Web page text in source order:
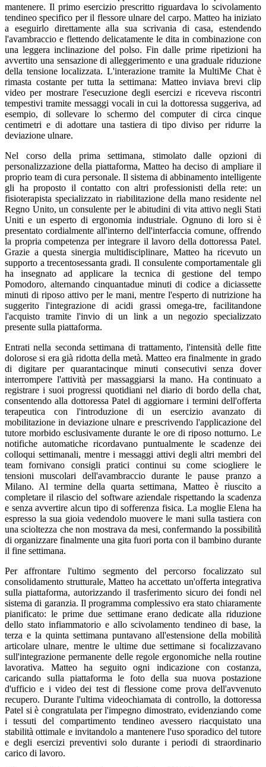
mantenere. Il primo esercizio prescritto riguardava lo scivolamento
tendineo specifico per il flessore ulnare del carpo. Matteo ha iniziato
a eseguirlo direttamente alla sua scrivania di casa, estendendo
l'avambraccio e flettendo delicatamente le dita in combinazione con
una leggera inclinazione del polso. Fin dalle prime ripetizioni ha
avvertito una sensazione di alleggerimento e una graduale riduzione
della tensione localizzata. L'interazione tramite la MultiMe Chat è
rimasta costante per tutta la settimana: Matteo inviava brevi clip
video per mostrare l'esecuzione degli esercizi e riceveva riscontri
tempestivi tramite messaggi vocali in cui la dottoressa suggeriva, ad
esempio, di sollevare lo schermo del computer di circa cinque
centimetri e di adottare una tastiera di tipo diviso per ridurre la
deviazione ulnare.
Nel corso della prima settimana, stimolato dalle opzioni di
personalizzazione della piattaforma, Matteo ha deciso di ampliare il
proprio team di cura personale. Il sistema di abbinamento intelligente
gli ha proposto il contatto con altri professionisti della rete: un
fisioterapista specializzato in riabilitazione della mano residente nel
Regno Unito, un consulente per le abitudini di vita attivo negli Stati
Uniti e un esperto di ergonomia industriale. Ognuno di loro si è
presentato cordialmente all'interno dell'interfaccia comune, offrendo
la propria competenza per integrare il lavoro della dottoressa Patel.
Grazie a questa sinergia multidisciplinare, Matteo ha ricevuto un
supporto a trecentosessanta gradi. Il consulente comportamentale gli
ha insegnato ad applicare la tecnica di gestione del tempo
Pomodoro, alternando cinquantadue minuti di codice a diciassette
minuti di riposo attivo per le mani, mentre l'esperto di nutrizione ha
suggerito l'integrazione di acidi grassi omega-tre, facilitandone
l'acquisto tramite l'invio di un link a un negozio specializzato
presente sulla piattaforma.
Entrati nella seconda settimana di trattamento, l'intensità delle fitte
dolorose si era già ridotta della metà. Matteo era finalmente in grado
di digitare per quarantacinque minuti consecutivi senza dover
interrompere l'attività per massaggiarsi la mano. Ha continuato a
registrare i suoi progressi quotidiani nel diario di bordo della chat,
consentendo alla dottoressa Patel di aggiornare i termini dell'offerta
terapeutica con l'introduzione di un esercizio avanzato di
mobilitazione in deviazione ulnare e prescrivendo l'applicazione del
tutore morbido esclusivamente durante le ore di riposo notturno. Le
notifiche automatiche ricordavano puntualmente le scadenze dei
colloqui settimanali, mentre i messaggi attivi degli altri membri del
team fornivano consigli pratici continui su come sciogliere le
tensioni muscolari dell'avambraccio durante le pause pranzo a
Milano. Al termine della quarta settimana, Matteo è riuscito a
completare il rilascio del software aziendale rispettando la scadenza
e senza avvertire alcun tipo di sofferenza fisica. La moglie Elena ha
espresso la sua gioia vedendolo muovere le mani sulla tastiera con
una scioltezza che non mostrava da mesi, confermando la possibilità
di organizzare finalmente una gita fuori porta con il bambino durante
il fine settimana.
Per affrontare l'ultimo segmento del percorso focalizzato sul
consolidamento strutturale, Matteo ha accettato un'offerta integrativa
sulla piattaforma, autorizzando il trasferimento sicuro dei fondi nel
sistema di garanzia. Il programma complessivo era stato chiaramente
pianificato: le prime due settimane erano dedicate alla riduzione
dello stato infiammatorio e allo scivolamento tendineo di base, la
terza e la quinta settimana puntavano all'estensione della mobilità
articolare ulnare, mentre le ultime due settimane si focalizzavano
sull'integrazione permanente delle regole ergonomiche nella routine
lavorativa. Matteo ha seguito ogni indicazione con costanza,
caricando sulla piattaforma le foto della sua nuova postazione
d'ufficio e i video dei test di flessione come prova dell'avvenuto
recupero. Durante l'ultima videochiamata di controllo, la dottoressa
Patel si è congratulata per l'impegno dimostrato, evidenziando come
i tessuti del compartimento tendineo avessero riacquistato una
stabilità ottimale e invitandolo a mantenere l'uso sporadico del tutore
e degli esercizi preventivi solo durante i periodi di straordinario
carico di lavoro.